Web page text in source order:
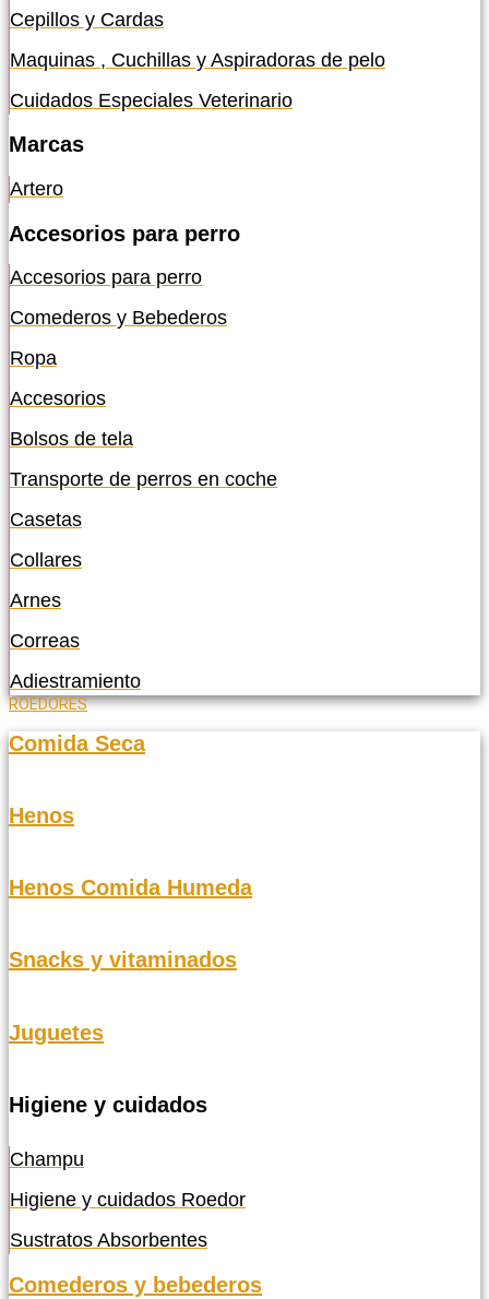
Cepillos y Cardas
Maquinas , Cuchillas y Aspiradoras de pelo
Cuidados Especiales Veterinario
Marcas
Artero
Accesorios para perro
Accesorios para perro
Comederos y Bebederos
Ropa
Accesorios
Bolsos de tela
Transporte de perros en coche
Casetas
Collares
Arnes
Correas
Adiestramiento
ROEDORES
Comida Seca
Henos
Henos Comida Humeda
Snacks y vitaminados
Juguetes
Higiene y cuidados
Champu
Higiene y cuidados Roedor
Sustratos Absorbentes
Comederos y bebederos